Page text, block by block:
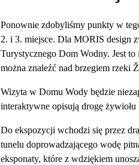
Ponownie zdobyliśmy punkty w
2. i 3. miejsce. Dla MORIS design
Turystycznego Dom Wodny. Jest
można znaleźć nad brzegiem rzeki
Wizyta w Domu Wody będzie
interaktywne opisują drogę
Do ekspozycji wchodzi się przez
tunelu doprowadzającego wodę
eksponaty, które z wdziękiem